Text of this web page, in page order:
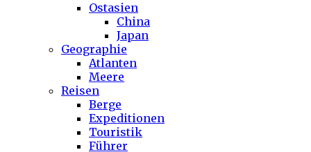
Ostasien
China
Japan
Geographie
Atlanten
Meere
Reisen
Berge
Expeditionen
Touristik
Führer